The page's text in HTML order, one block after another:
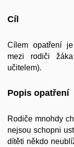
Cíl
Cílem opatření
mezi rodiči
učitelem).
Popis opatření
Rodiče mnohdy
nejsou schopni
dítěti někdo